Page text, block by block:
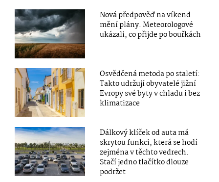
Nová předpověď na víkend
mění plány. Meteorologové
ukázali, co přijde po bouřkách
Osvědčená metoda po staletí:
Takto udržují obyvatelé jižní
Evropy své byty v chladu i bez
klimatizace
Dálkový klíček od auta má
skrytou funkci, která se hodí
zejména v těchto vedrech.
Stačí jedno tlačítko dlouze
podržet